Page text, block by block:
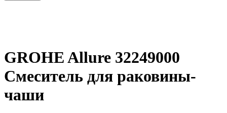
GROHE Allure 32249000
Смеситель для раковины-
чаши